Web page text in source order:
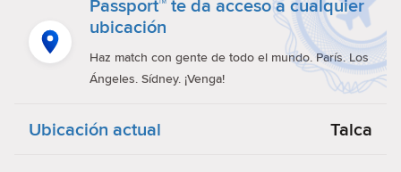
ubicación
Haz match con gente de todo el mundo. París. Los
Ángeles. Sídney. ¡Venga!
Ubicación actual Talca